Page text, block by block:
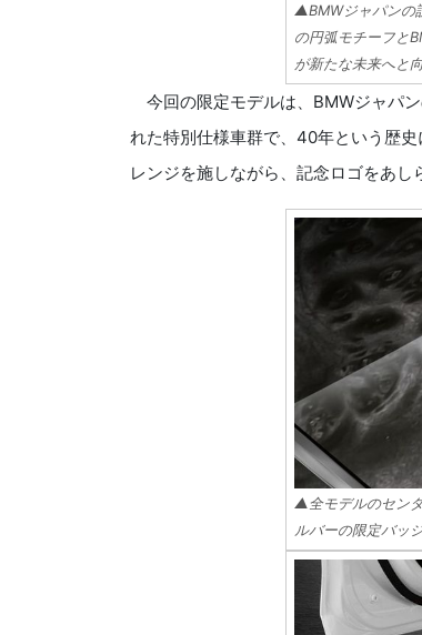
▲BMWジャパンの
の円弧モチーフと
が新たな未来へと
今回の限定モデルは、BMWジャパ
れた特別仕様車群で、40年という歴
レンジを施しながら、記念ロゴをあし
▲全モデルのセン
ルバーの限定バッ